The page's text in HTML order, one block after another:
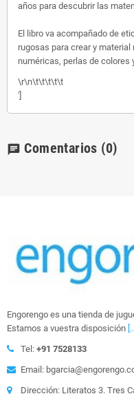
años para descubrir las
El libro va acompañado de
rugosas para crear y
numéricas, perlas de colores
\r\n\t\t\t\t\t
']
chat Comentarios (0)
Engorengo es una tienda de
Estamos a vuestra disposición
Tel: +91 7528133
Email:
Dirección: Literatos 3. Tres